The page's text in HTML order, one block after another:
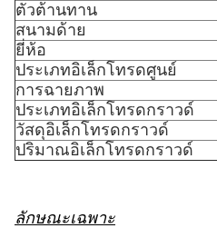
ตัวต้านทาน
สนามด้าย
ยี่ห้อ
ประเภทอิเล็กโทรดศูนย์
การฉายภาพ
ประเภทอิเล็กโทรดกราวด์
วัสดุอิเล็กโทรดกราวด์
ปริมาณอิเล็กโทรดกราวด์
ลักษณะเฉพาะ